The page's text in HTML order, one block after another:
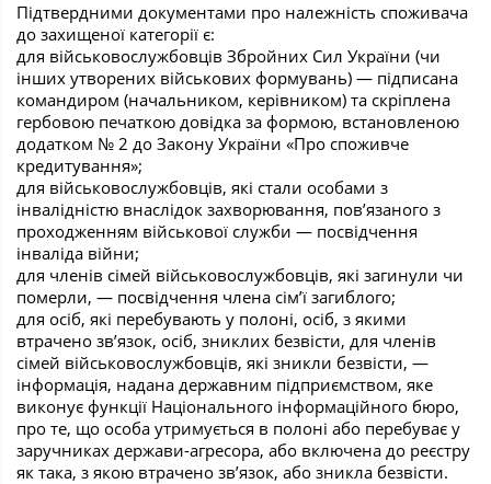
Підтвердними документами про належність споживача
до захищеної категорії є:
для військовослужбовців Збройних Сил України (чи
інших утворених військових формувань) — підписана
командиром (начальником, керівником) та скріплена
гербовою печаткою довідка за формою, встановленою
додатком № 2 до Закону України «Про споживче
кредитування»;
для військовослужбовців, які стали особами з
інвалідністю внаслідок захворювання, пов’язаного з
проходженням військової служби — посвідчення
інваліда війни;
для членів сімей військовослужбовців, які загинули чи
померли, — посвідчення члена сім’ї загиблого;
для осіб, які перебувають у полоні, осіб, з якими
втрачено зв’язок, осіб, зниклих безвісти, для членів
сімей військовослужбовців, які зникли безвісти, —
інформація, надана державним підприємством, яке
виконує функції Національного інформаційного бюро,
про те, що особа утримується в полоні або перебуває у
заручниках держави-агресора, або включена до реєстру
як така, з якою втрачено зв’язок, або зникла безвісти.